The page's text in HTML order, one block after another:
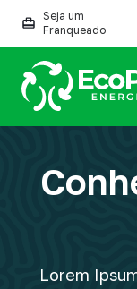
Seja um
Franqueado
Nosso
Lorem